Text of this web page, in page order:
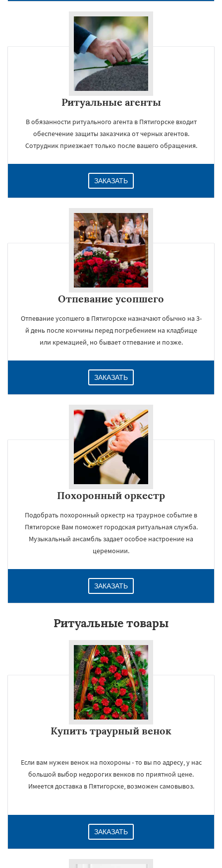
Ритуальные агенты
В обязанности ритуального агента в Пятигорске входит
обеспечение защиты заказчика от черных агентов.
Сотрудник приезжает только после вашего обращения.
ЗАКАЗАТЬ
Отпевание усопшего
Отпевание усопшего в Пятигорске назначают обычно на 3-
й день после кончины перед погребением на кладбище
или кремацией, но бывает отпевание и позже.
ЗАКАЗАТЬ
Похоронный оркестр
Подобрать похоронный оркестр на траурное событие в
Пятигорске Вам поможет городская ритуальная служба.
Музыкальный ансамбль задает особое настроение на
церемонии.
ЗАКАЗАТЬ
Ритуальные товары
Купить траурный венок
Если вам нужен венок на похороны - то вы по адресу, у нас
большой выбор недорогих венков по приятной цене.
Имеется доставка в Пятигорске, возможен самовывоз.
ЗАКАЗАТЬ